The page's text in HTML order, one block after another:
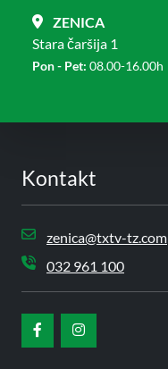
ZENICA
Stara čaršija 1
Pon - Pet: 08.00-16.00h
Kontakt
zenica@txtv-tz.com
032 961 100